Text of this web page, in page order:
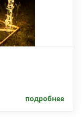
подробнее